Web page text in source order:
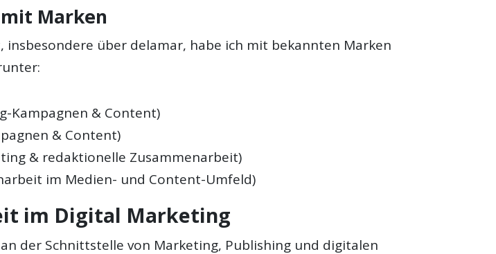
Marken
insbesondere über delamar, habe ich mit bekannten Marken
Kampagnen & Content)
& Content)
& redaktionelle Zusammenarbeit)
im Medien- und Content-Umfeld)
im Digital Marketing
der Schnittstelle von Marketing, Publishing und digitalen